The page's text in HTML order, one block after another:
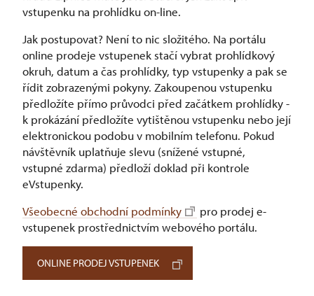
vstupenku na prohlídku on-line.
Jak postupovat? Není to nic složitého. Na portálu
online prodeje vstupenek stačí vybrat prohlídkový
okruh, datum a čas prohlídky, typ vstupenky a pak se
řídit zobrazenými pokyny. Zakoupenou vstupenku
předložíte přímo průvodci před začátkem prohlídky -
k prokázání předložíte vytištěnou vstupenku nebo její
elektronickou podobu v mobilním telefonu. Pokud
návštěvník uplatňuje slevu (snížené vstupné,
vstupné zdarma) předloží doklad při kontrole
eVstupenky.
Všeobecné obchodní podmínky
pro prodej e-
vstupenek prostřednictvím webového portálu.
ONLINE PRODEJ VSTUPENEK